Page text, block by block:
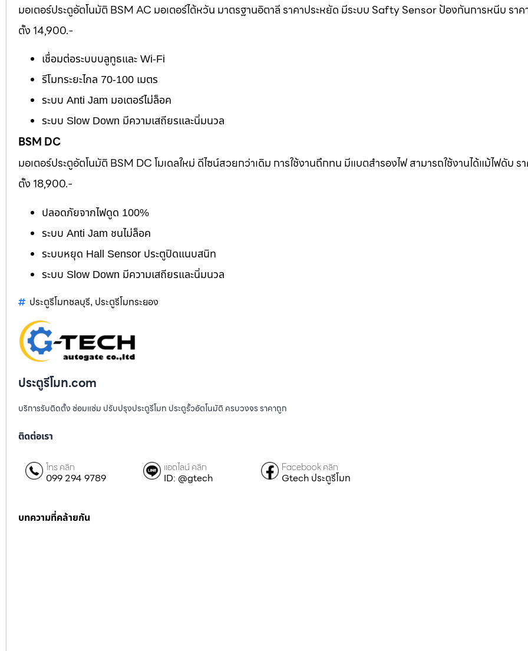
มอเตอร์ประตูอัตโนมัติ BSM AC มอเตอร์ไต้หวัน มาตรฐานอิตาลี ราคาประหยัด มีระบบ Safty Sensor ป้องกันการหนีบ รา
ตั้ง 14,900.-
เชื่อมต่อระบบบลูทูธและ Wi-Fi
รีโมทระยะไกล 70-100 เมตร
ระบบ Anti Jam มอเตอร์ไม่ล็อค
ระบบ Slow Down มีความเสถียรและนิ่มนวล
BSM DC
มอเตอร์ประตูอัตโนมัติ BSM DC โมเดลใหม่ ดีไซน์สวยกว่าเดิม การใช้งานถึกทน มีแบตสำรองไฟ สามารถใช้งานได้แม้ไฟดับ ร
ตั้ง 18,900.-
ปลอดภัยจากไฟดูด 100%
ระบบ Anti Jam ชนไม่ล็อค
ระบบหยุด Hall Sensor ประตูปิดแนบสนิท
ระบบ Slow Down มีความเสถียรและนิ่มนวล
ประตูรีโมทชลบุรี, ประตูรีโมทระยอง
ประตูรีโมท.com
บริการรับติดตั้ง ซ่อมแซ่ม ปรับปรุงประตูรีโมท ประตูรั้วอัตโนมัติ ครบวงจร ราคาถูก
ติดต่อเรา
โทร คลิก
099 294 9789
แอดไลน์ คลิก
ID: @gtech
Facebook คลิก
Gtech ประตูรีโมท
บทความที่คล้ายกัน